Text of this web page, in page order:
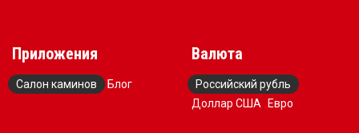
Приложения
Салон каминов Блог
Валюта
Российский рубль
Доллар США
Евро